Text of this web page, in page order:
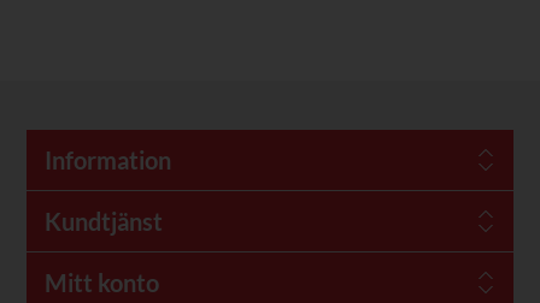
Information
Kundtjänst
Mitt konto